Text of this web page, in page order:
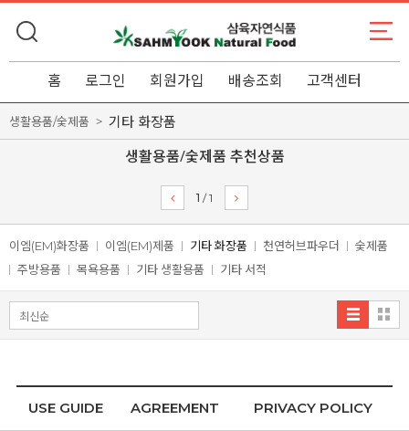
홈 로그인 회원가입 배송조회 고객센터
생활용품/숯제품 기타 화장품
생활용품/숯제품 추천상품
1 /1
이엠(EM)화장품 이엠(EM)제품 기타 화장품 천연허브파우더
숯제품
주방용품
목욕용품 기타 생활용품 기타 서적
USE GUIDE AGREEMENT PRIVACY POLICY